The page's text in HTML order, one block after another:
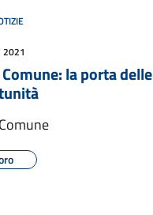
2021
la porta delle